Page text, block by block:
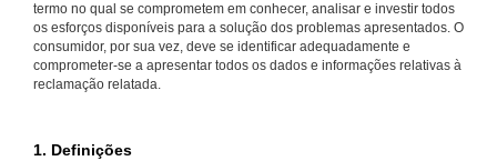
termo no qual se comprometem em conhecer, analisar e investir todos
os esforços disponíveis para a solução dos problemas apresentados. O
consumidor, por sua vez, deve se identificar adequadamente e
comprometer-se a apresentar todos os dados e informações relativas à
reclamação relatada.
1. Definições